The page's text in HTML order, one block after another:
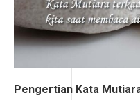
Pengertian Kata